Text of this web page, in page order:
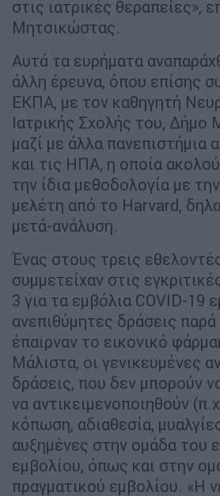
στις ιατρικές θεραπείες»,
Μητσικώστας.
Αυτά τα ευρήματα
άλλη έρευνα, όπου επίσης
ΕΚΠΑ, με τον καθηγητή
Ιατρικής Σχολής του, Δήμο
μαζί με άλλα πανεπιστήμια
και τις ΗΠΑ, η οποία
την ίδια μεθοδολογία με
μελέτη από το Harvard,
μετά-ανάλυση.
Ένας στους τρεις
συμμετείχαν στις
3 για τα εμβόλια COVID-19
ανεπιθύμητες δράσεις
έπαιρναν το εικονικό
Μάλιστα, οι γενικευμένες
δράσεις, που δεν μπορούν
να αντικειμενοποιηθούν
κόπωση, αδιαθεσία,
αυξημένες στην ομάδα του
εμβολίου, όπως και στην
πραγματικού εμβολίου. «Η